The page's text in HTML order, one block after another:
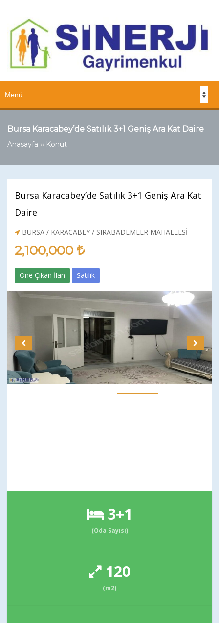
Bursa Karacabey’de Satılık 3+1 Geniş Ara Kat Daire
Anasayfa ›› Konut
Bursa Karacabey’de Satılık 3+1 Geniş Ara Kat
Daire
BURSA / KARACABEY / SIRABADEMLER MAHALLESI
2,100,000
Öne Çıkan İlan Satılık
3+1
(Oda Sayısı)
120
(m2)